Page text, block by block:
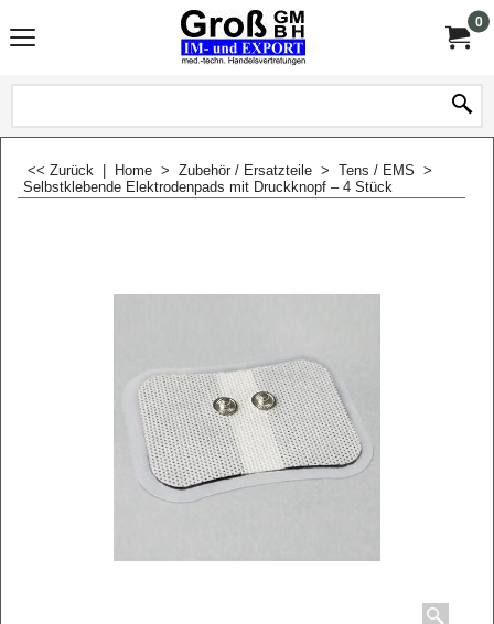
0
<< Zurück Home > Zubehör / Ersatzteile > Tens / EMS >
Selbstklebende Elektrodenpads mit Druckknopf – 4 Stück